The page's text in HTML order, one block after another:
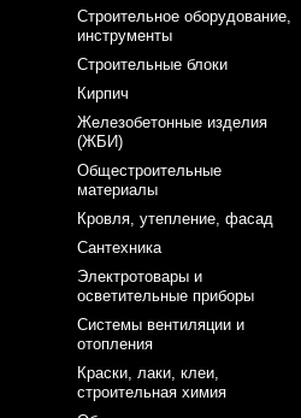
Строительное оборудование,
инструменты
Строительные блоки
Кирпич
Железобетонные изделия
(ЖБИ)
Общестроительные
материалы
Кровля, утепление, фасад
Сантехника
Электротовары и
осветительные приборы
Системы вентиляции и
отопления
Краски, лаки, клеи,
строительная химия